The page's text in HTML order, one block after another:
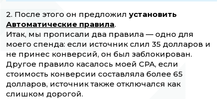
2. После этого он предложил установить
Автоматические правила.
Итак, мы прописали два правила — одно для
моего спенда: если источник слил 35 долларов и
не принес конверсий, он был заблокирован.
Другое правило касалось моей CPA, если
стоимость конверсии составляла более 65
долларов, источник также отключался как
слишком дорогой.